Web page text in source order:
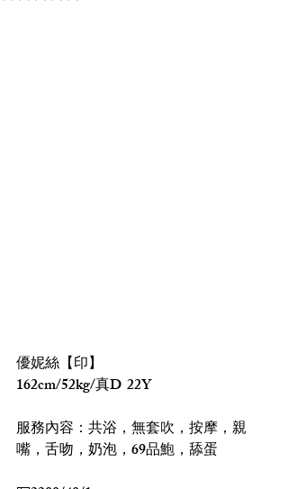
優妮絲【印】
162cm/52kg/真D  22Y
服務內容：共浴，無套吹，按摩，親
嘴，舌吻，奶泡，69品鮑，舔蛋